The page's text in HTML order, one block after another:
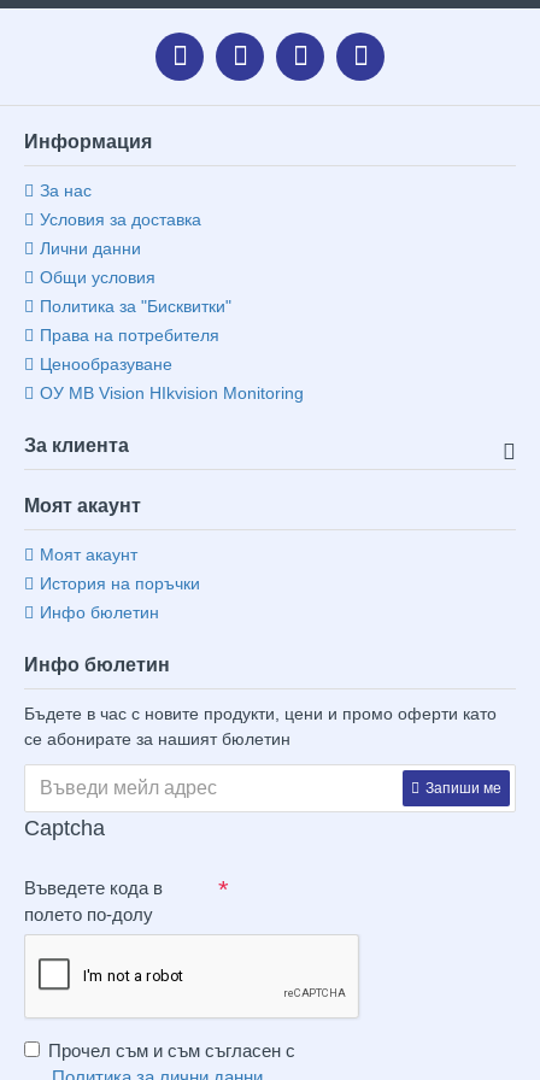
Информация
За нас
Условия за доставка
Лични данни
Общи условия
Политика за "Бисквитки"
Права на потребителя
Ценообразуване
ОУ MB Vision HIkvision Monitoring
За клиента
Моят акаунт
Моят акаунт
История на поръчки
Инфо бюлетин
Инфо бюлетин
Бъдете в час с новите продукти, цени и промо оферти като
се абонирате за нашият бюлетин
Запиши ме
Captcha
Въведете кода в
полето по-долу
Прочел съм и съм съгласен с